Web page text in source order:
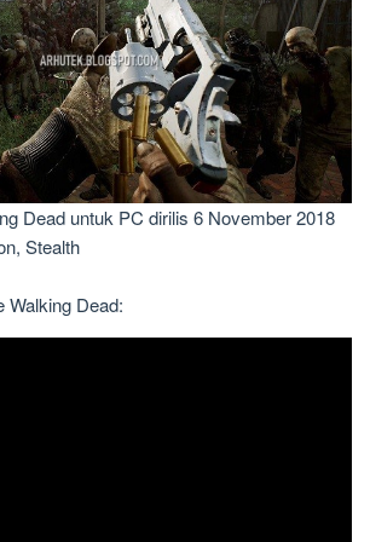
Dead untuk PC dirilis 6 November 2018
Stealth
Walking Dead: